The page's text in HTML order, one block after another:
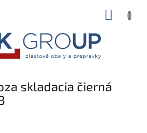
skladacia čierná